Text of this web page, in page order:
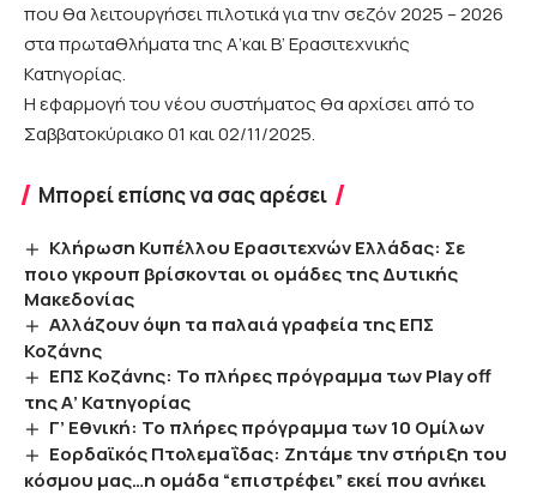
που θα λειτουργήσει πιλοτικά για την σεζόν 2025 – 2026
στα πρωταθλήματα της Α’και Β’ Ερασιτεχνικής
Κατηγορίας.
H εφαρμογή του νέου συστήματος θα αρχίσει από το
Σαββατοκύριακο 01 και 02/11/2025.
Μπορεί επίσης να σας αρέσει
Κλήρωση Κυπέλλου Ερασιτεχνών Ελλάδας: Σε
ποιο γκρουπ βρίσκονται οι ομάδες της Δυτικής
Μακεδονίας
Αλλάζουν όψη τα παλαιά γραφεία της ΕΠΣ
Κοζάνης
EΠΣ Κοζάνης: Το πλήρες πρόγραμμα των Play off
της Α’ Κατηγορίας
Γ’ Εθνική: Το πλήρες πρόγραμμα των 10 Ομίλων
Εορδαϊκός Πτολεμαΐδας: Ζητάμε την στήριξη του
κόσμου μας…η ομάδα “επιστρέφει” εκεί που ανήκει